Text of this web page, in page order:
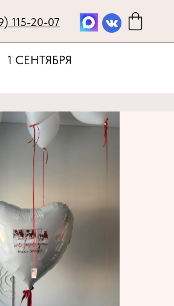
115-20-07
1 СЕНТЯБРЯ